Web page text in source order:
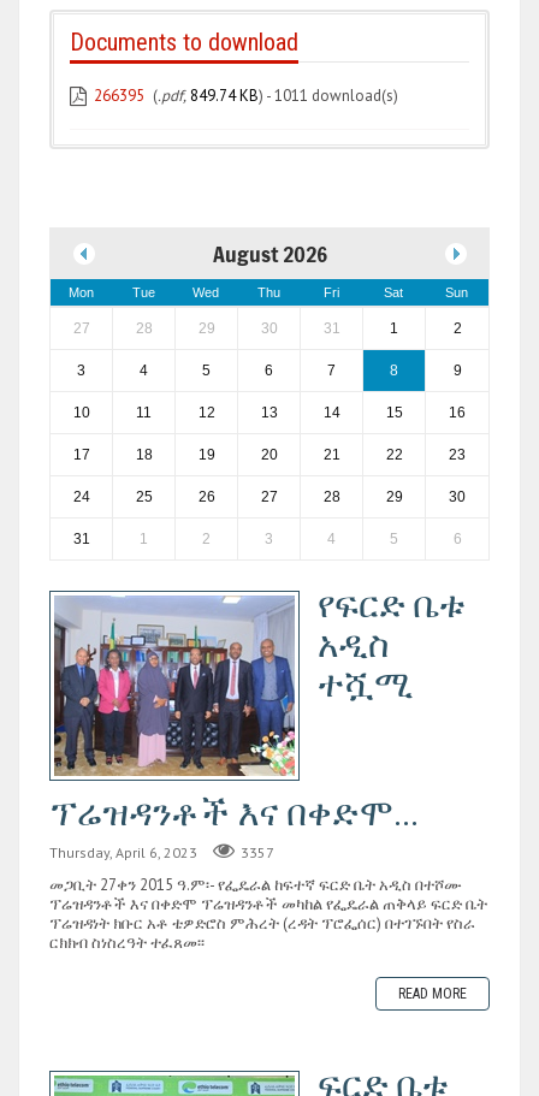
Documents to download
266395 (.pdf, 849.74 KB) - 1011 download(s)
August 2026
Mon Tue Wed Thu Fri Sat Sun
27 28 29 30 31 1 2
3 4 5 6 7 8 9
10 11 12 13 14 15 16
17 18 19 20 21 22 23
24 25 26 27 28 29 30
31 1 2 3 4 5 6
የፍርድ ቤቱ
አዲስ
ተሿሚ
ፕሬዝዳንቶች እና በቀድሞ...
Thursday, April 6, 2023 3357
መጋቢት 27ቀን 2015 ዓ.ም፡- የፌዴራል ከፍተኛ ፍርድ ቤት አዲስ በተሾሙ
ፕሬዝዳንቶች እና በቀድሞ ፕሬዝዳንቶች መካከል የፌዴራል ጠቅላይ ፍርድ ቤት
ፕሬዝዳነት ክቡር አቶ ቴዎድሮስ ምሕረት (ረዳት ፕሮፌሰር) በተገኙበት የስራ
ርክክብ ስነስረዓት ተፈጸመ፡፡
READ MORE
ፍርድ ቤቱ